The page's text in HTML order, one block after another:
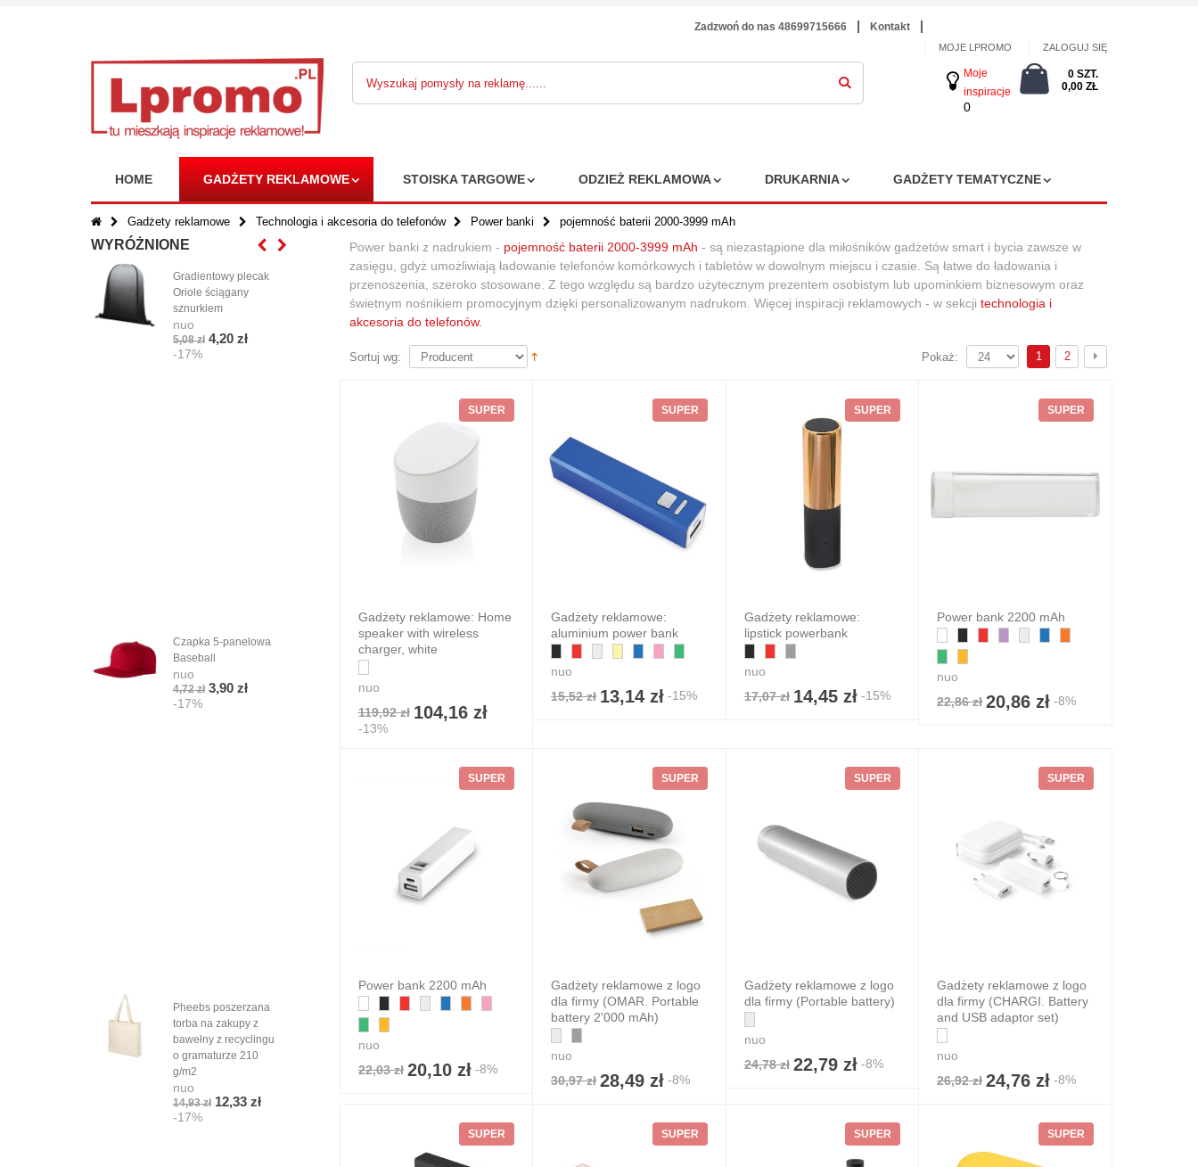
Zadzwoń do nas 48699715666 Kontakt
MOJE LPROMO ZALOGUJ SIĘ
Moje
inspiracje
0
0 SZT.
0,00 ZŁ
HOME GADŻETY REKLAMOWE STOISKA TARGOWE ODZIEŻ REKLAMOWA DRUKARNIA GADŻETY TEMATYCZNE
Gadżety reklamowe Technologia i akcesoria do telefonów Power banki pojemność baterii 2000-3999 mAh
Power banki z nadrukiem - pojemność baterii 2000-3999 mAh - są niezastąpione dla miłośników gadżetów smart i bycia zawsze w
zasięgu, gdyż umożliwiają ładowanie telefonów komórkowych i tabletów w dowolnym miejscu i czasie. Są łatwe do ładowania i
przenoszenia, szeroko stosowane. Z tego względu są bardzo użytecznym prezentem osobistym lub upominkiem biznesowym oraz
świetnym nośnikiem promocyjnym dzięki personalizowanym nadrukom. Więcej inspiracji reklamowych - w sekcji technologia i
akcesoria do telefonów.
Sortuj wg: 1 2
Pokaż:
SUPER
Gadżety reklamowe: Home
speaker with wireless
charger, white
nuo
119,92 zł 104,16 zł
-13%
SUPER
Gadżety reklamowe:
aluminium power bank
nuo
15,52 zł 13,14 zł -15%
SUPER
Gadżety reklamowe:
lipstick powerbank
nuo
17,07 zł 14,45 zł-15%
SUPER
Power bank 2200 mAh
nuo
22,86 zł 20,86 zł -8%
SUPER
Power bank 2200 mAh
nuo
22,03 zł 20,10 zł-8%
SUPER
Gadżety reklamowe z logo
dla firmy (OMAR. Portable
battery 2'000 mAh)
nuo
30,97 zł 28,49 zł -8%
SUPER
Gadżety reklamowe z logo
dla firmy (Portable battery)
nuo
24,78 zł 22,79 zł-8%
SUPER
Gadżety reklamowe z logo
dla firmy (CHARGI. Battery
and USB adaptor set)
nuo
26,92 zł 24,76 zł -8%
SUPER SUPER SUPER SUPER
WYRÓŻNIONE
Gradientowy plecak
Oriole ściągany
sznurkiem
nuo
5,08 zł 4,20 zł
-17%
Czapka 5-panelowa
Baseball
nuo
4,72 zł 3,90 zł
-17%
Pheebs poszerzana
torba na zakupy z
bawełny z recyclingu
o gramaturze 210
g/m2
nuo
14,93 zł 12,33 zł
-17%
Gadżety reklamowe:
KEY RING WITH
TAPE MEASURE
nuo
-16%
Anton Pro słuchawki
ANC
370,85 zł